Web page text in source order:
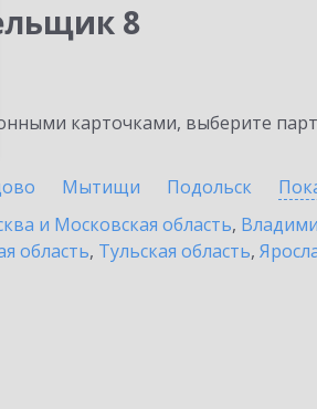
8
карточками, выберите
Мытищи Подольск
и Московская область,
область, Тульская область,